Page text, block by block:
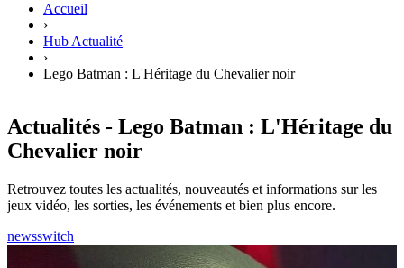
Accueil
›
Hub Actualité
›
Lego Batman : L'Héritage du Chevalier noir
Actualités - Lego Batman : L'Héritage du
Chevalier noir
Retrouvez toutes les actualités, nouveautés et informations sur les
jeux vidéo, les sorties, les événements et bien plus encore.
newsswitch